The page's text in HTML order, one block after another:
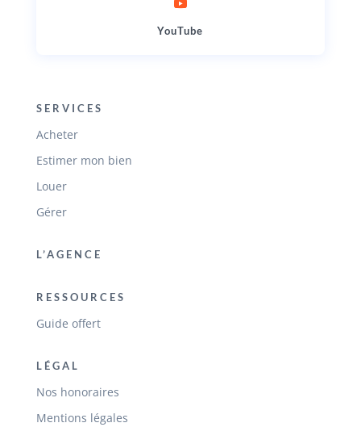
YouTube
SERVICES
Acheter
Estimer mon bien
Louer
Gérer
L’AGENCE
RESSOURCES
Guide offert
LÉGAL
Nos honoraires
Mentions légales